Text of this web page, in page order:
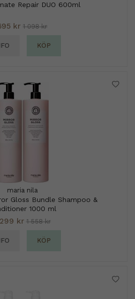
Repair DUO 600ml
kr 1 098 kr
KÖP
maria nila
Gloss Bundle Shampoo &
1000 ml
kr 1 558 kr
KÖP